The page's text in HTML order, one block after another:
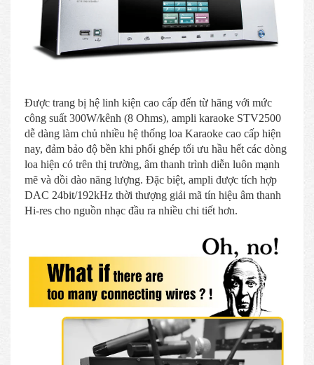
Được trang bị hệ linh kiện cao cấp đến từ hãng với mức
công suất 300W/kênh (8 Ohms), ampli karaoke STV2500
dễ dàng làm chủ nhiều hệ thống loa Karaoke cao cấp hiện
nay, đảm bảo độ bền khi phối ghép tối ưu hầu hết các dòng
loa hiện có trên thị trường, âm thanh trình diễn luôn mạnh
mẽ và dồi dào năng lượng. Đặc biệt, ampli được tích hợp
DAC 24bit/192kHz thời thượng giải mã tín hiệu âm thanh
Hi-res cho nguồn nhạc đầu ra nhiều chi tiết hơn.